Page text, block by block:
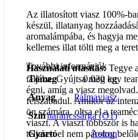
Az illatosított viasz 100%-
készül, illatanyag
aromalámpába, és hagyja
kellemes illat tölti meg a
Használati utasítás:Tegye
táljába. Gyújtsa meg egy
égni, amíg a viasz
felszabadul. Amikor az
ön számára, oltsa el a
viaszt. A viaszt többször is
teljesen el nem párolog
További információk
Tömeg
0.030 kg
Anyag
Pálmaviasz
Színnarancssárga (O1)
Gyártó
Astron